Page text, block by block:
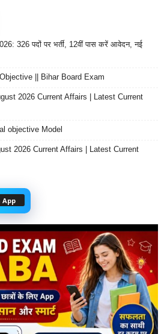
326 पदों पर भर्ती, 12वीं पास करें आवेदन, नई
|| Bihar Board Exam
2026 Current Affairs | Latest Current
objective Model
2026 Current Affairs | Latest Current
App